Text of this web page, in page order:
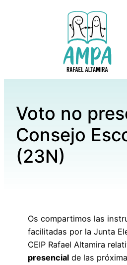
Voto no
Consejo
(23N)
Os compartimos las
facilitadas por la Junta
CEIP Rafael Altamira
presencial de las